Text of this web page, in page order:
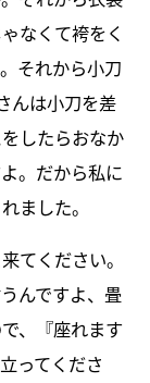
なくて袴をく
それから小刀
んは小刀を差
したらおなか
。だから私に
ました。
てください。
んですよ、畳
、『座れます
ってくださ